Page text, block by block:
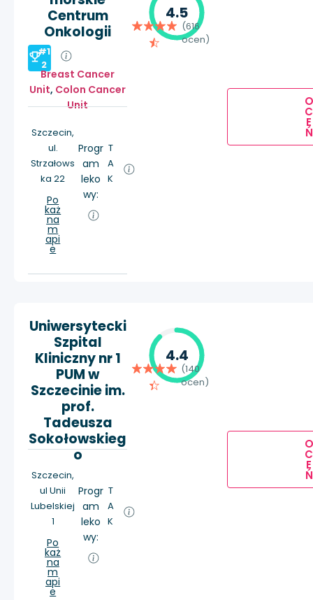
Centrum
Onkologii
#1
2
Breast Cancer
Unit, Colon Cancer
Unit
Szczecin,
ul.
Strzałows
ka 22
Po
każ
na
m
api
e
Progr
am
leko
wy:
T
A
K
4.5
(616
ocen)
O
C
E
Ń
Uniwersytecki
Szpital
Kliniczny nr 1
PUM w
Szczecinie im.
prof.
Tadeusza
Sokołowskieg
o
Szczecin,
ul Unii
Lubelskiej
1
Po
każ
na
m
api
e
Progr
am
leko
wy:
T
A
K
4.4
(140
ocen)
O
C
E
Ń